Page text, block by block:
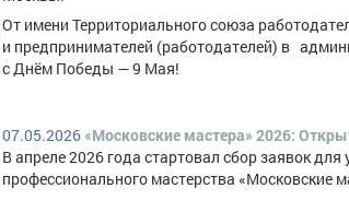
От имени Территориального союза
и предпринимателей (работодателей) в
с Днём Победы — 9 Мая!
07.05.2026 «Московские мастера» 2026:
В апреле 2026 года стартовал сбор заявок
профессионального мастерства «Московские